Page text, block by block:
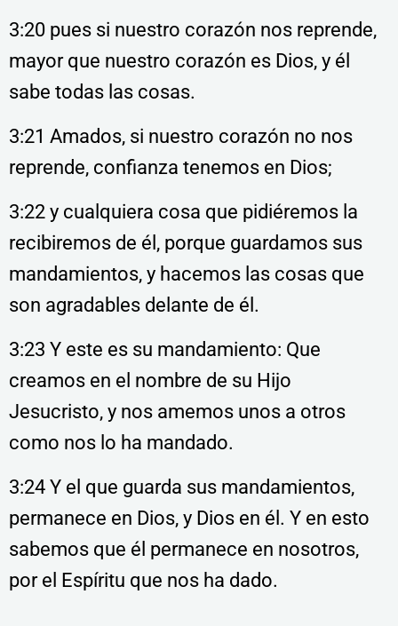
3:20 pues si nuestro corazón nos reprende,
mayor que nuestro corazón es Dios, y él
sabe todas las cosas.
3:21 Amados, si nuestro corazón no nos
reprende, confianza tenemos en Dios;
3:22 y cualquiera cosa que pidiéremos la
recibiremos de él, porque guardamos sus
mandamientos, y hacemos las cosas que
son agradables delante de él.
3:23 Y este es su mandamiento: Que
creamos en el nombre de su Hijo
Jesucristo, y nos amemos unos a otros
como nos lo ha mandado.
3:24 Y el que guarda sus mandamientos,
permanece en Dios, y Dios en él. Y en esto
sabemos que él permanece en nosotros,
por el Espíritu que nos ha dado.